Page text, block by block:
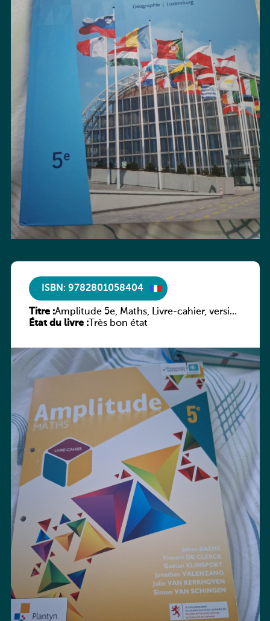
ISBN: 9782801058404
Titre :Amplitude 5e, Maths, Livre-cahier, version
luxembourgeoise
État du livre :Très bon état